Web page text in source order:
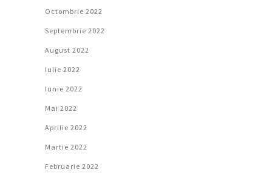
Octombrie 2022
Septembrie 2022
August 2022
Iulie 2022
Iunie 2022
Mai 2022
Aprilie 2022
Martie 2022
Februarie 2022